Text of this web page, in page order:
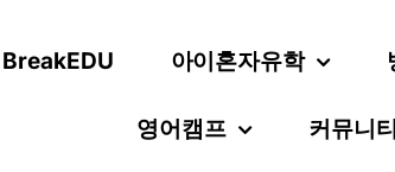
아이혼자유학
영어캠프 커뮤니티